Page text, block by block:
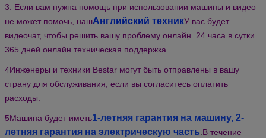
3. Если вам нужна помощь при использовании машины и видео
не может помочь, нашАнглийский техникУ вас будет
видеочат, чтобы решить вашу проблему онлайн. 24 часа в сутки
365 дней онлайн техническая поддержка.
4Инженеры и техники Bestar могут быть отправлены в вашу
страну для обслуживания, если вы согласитесь оплатить
расходы.
5Машина будет иметь1-летняя гарантия на машину, 2-
летняя гарантия на электрическую часть.В течение